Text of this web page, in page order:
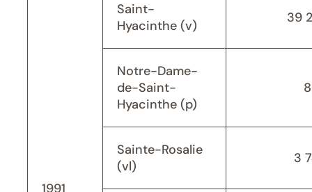
Saint-
Hyacinthe (v)
39
Notre-Dame-
de-Saint-
Hyacinthe (p)
Sainte-Rosalie
(vl)
3